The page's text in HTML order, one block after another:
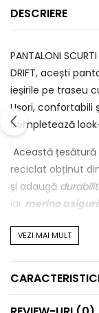
DESCRIERE
PANTALONI
DRIFT, acești
ieșirile pe traseu
Ușori, confortabili
completează
Această
reciclat obținut
și adaugă
iar merino
- reglarea
-evaporarea
-nu menține
VEZI MAI MULT